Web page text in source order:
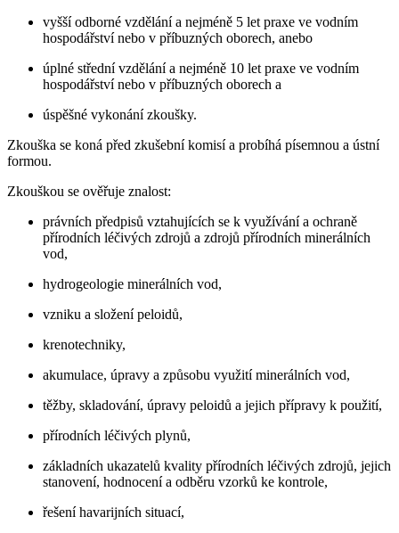
vyšší odborné vzdělání a nejméně 5 let praxe ve vodním
hospodářství nebo v příbuzných oborech, anebo
úplné střední vzdělání a nejméně 10 let praxe ve vodním
hospodářství nebo v příbuzných oborech a
úspěšné vykonání zkoušky.
Zkouška se koná před zkušební komisí a probíhá písemnou a ústní
formou.
Zkouškou se ověřuje znalost:
právních předpisů vztahujících se k využívání a ochraně
přírodních léčivých zdrojů a zdrojů přírodních minerálních
vod,
hydrogeologie minerálních vod,
vzniku a složení peloidů,
krenotechniky,
akumulace, úpravy a způsobu využití minerálních vod,
těžby, skladování, úpravy peloidů a jejich přípravy k použití,
přírodních léčivých plynů,
základních ukazatelů kvality přírodních léčivých zdrojů, jejich
stanovení, hodnocení a odběru vzorků ke kontrole,
řešení havarijních situací,